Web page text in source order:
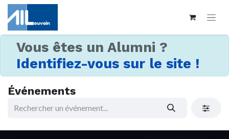
Vous êtes un Alumni ?
Identifiez-vous sur le site !
Événements